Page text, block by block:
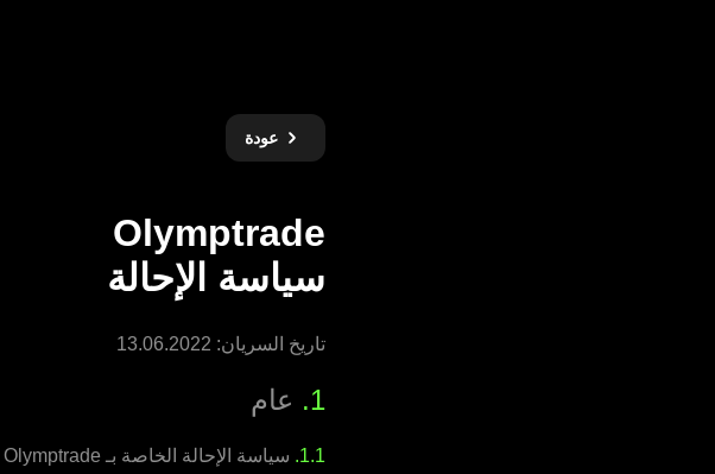
عودة
Olymptrade
سياسة الإحالة
تاريخ السريان: 13.06.2022
1. عام
1.1.